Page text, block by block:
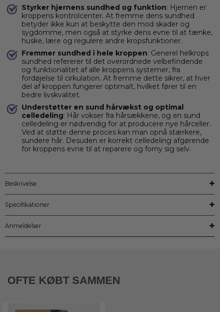
Styrker hjernens sundhed og funktion: Hjernen er
kroppens kontrolcenter. At fremme dens sundhed
betyder ikke kun at beskytte den mod skader og
sygdomme, men også at styrke dens evne til at tænke,
huske, lære og regulere andre kropsfunktioner.
Fremmer sundhed i hele kroppen: Generel helkrops
sundhed refererer til det overordnede velbefindende
og funktionalitet af alle kroppens systemer, fra
fordøjelse til cirkulation. At fremme dette sikrer, at hver
del af kroppen fungerer optimalt, hvilket fører til en
bedre livskvalitet.
Understøtter en sund hårvækst og optimal
celledeling: Hår vokser fra hårsækkene, og en sund
celledeling er nødvendig for at producere nye hårceller.
Ved at støtte denne proces kan man opnå stærkere,
sundere hår. Desuden er korrekt celledeling afgørende
for kroppens evne til at reparere og forny sig selv.
Beskrivelse
Specifikationer
Anmeldelser
OFTE KØBT SAMMEN